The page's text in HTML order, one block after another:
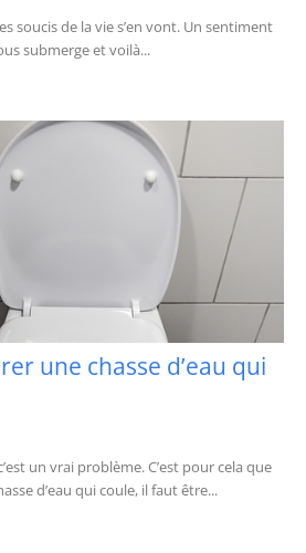
soucis de la vie s’en vont. Un sentiment
submerge et voilà...
une chasse d’eau qui
un vrai problème. C’est pour cela que
d’eau qui coule, il faut être...